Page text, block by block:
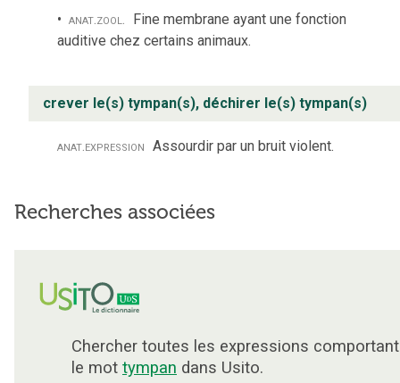
anat.zool. Fine membrane ayant une fonction
auditive chez certains animaux.
crever le(s) tympan(s), déchirer le(s) tympan(s)
anat.expression Assourdir par un bruit violent.
Recherches associées
Chercher toutes les expressions comportant
le mot tympan dans Usito.